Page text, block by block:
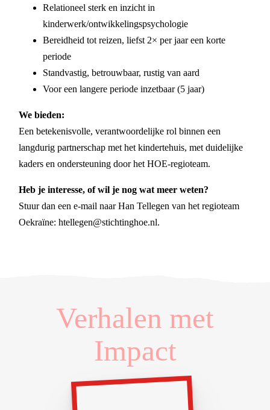
Relationeel sterk en inzicht in
kinderwerk/ontwikkelingspsychologie
Bereidheid tot reizen, liefst 2× per jaar een korte
periode
Standvastig, betrouwbaar, rustig van aard
Voor een langere periode inzetbaar (5 jaar)
We bieden:
Een betekenisvolle, verantwoordelijke rol binnen een
langdurig partnerschap met het kindertehuis, met duidelijke
kaders en ondersteuning door het HOE-regioteam.
Heb je interesse, of wil je nog wat meer weten?
Stuur dan een e-mail naar Han Tellegen van het regioteam
Oekraïne: htellegen@stichtinghoe.nl.
Verhalen met
Impact